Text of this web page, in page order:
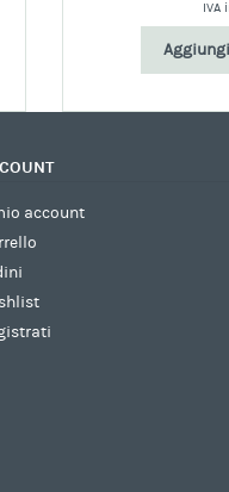
IVA
account